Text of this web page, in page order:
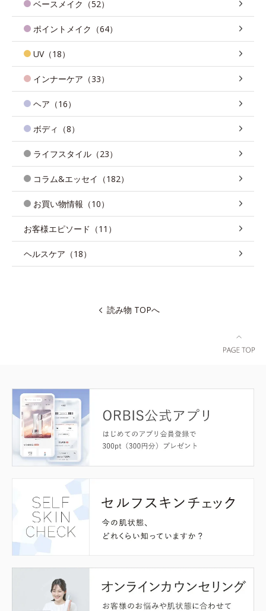
ベースメイク（52）
ポイントメイク（64）
UV（18）
インナーケア（33）
ヘア（16）
ボディ（8）
ライフスタイル（23）
コラム&エッセイ（182）
お買い物情報（10）
お客様エピソード（11）
ヘルスケア（18）
読み物 TOPへ